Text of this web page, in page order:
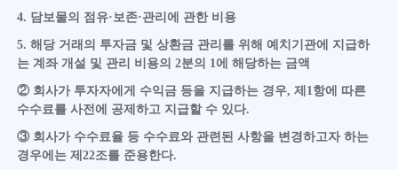
4. 담보물의 점유·보존·관리에 관한 비용
5. 해당 거래의 투자금 및 상환금 관리를 위해 예치기관에 지급하
는 계좌 개설 및 관리 비용의 2분의 1에 해당하는 금액
② 회사가 투자자에게 수익금 등을 지급하는 경우, 제1항에 따른
수수료를 사전에 공제하고 지급할 수 있다.
③ 회사가 수수료율 등 수수료와 관련된 사항을 변경하고자 하는
경우에는 제22조를 준용한다.